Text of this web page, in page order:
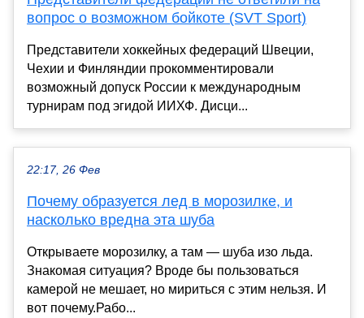
вопрос о возможном бойкоте (SVT Sport)
Представители хоккейных федераций Швеции,
Чехии и Финляндии прокомментировали
возможный допуск России к международным
турнирам под эгидой ИИХФ. Дисци...
22:17, 26 Фев
Почему образуется лед в морозилке, и
насколько вредна эта шуба
Открываете морозилку, а там — шуба изо льда.
Знакомая ситуация? Вроде бы пользоваться
камерой не мешает, но мириться с этим нельзя. И
вот почему.Рабо...